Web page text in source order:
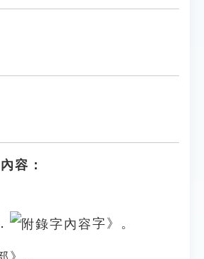
容：
字》。